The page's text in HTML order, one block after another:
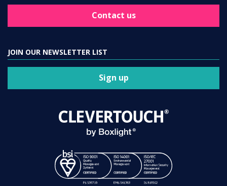
Contact us
JOIN OUR NEWSLETTER LIST
Sign up